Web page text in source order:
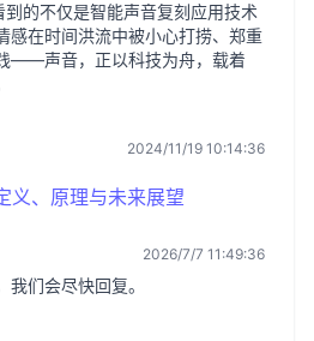
到的不仅是智能声音复刻应用技术
感在时间洪流中被小心打捞、郑重
——声音，正以科技为舟，载着
2024/11/19 10:14:36
义、原理与未来展望
2026/7/7 11:49:36
我们会尽快回复。